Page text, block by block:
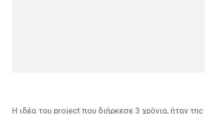
H ιδέα του project που διήρκεσε 3 χρόνια, ήταν της